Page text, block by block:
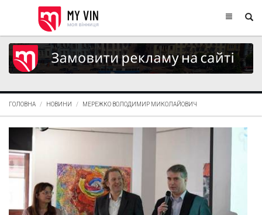
ГОЛОВНА НОВИНИ МЕРЕЖКО ВОЛОДИМИР МИКОЛАЙОВИЧ